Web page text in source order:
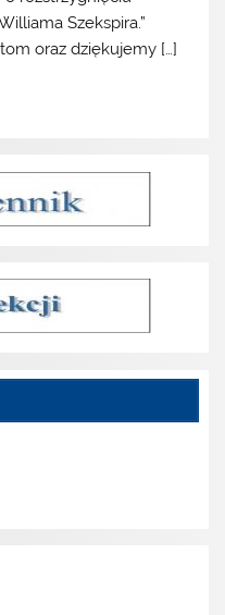
Szekspira.”
oraz dziękujemy […]